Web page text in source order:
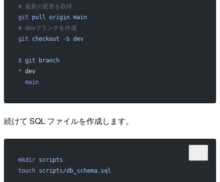
# 最新の変更を取得
git pull origin main
# devブランチを作成
git checkout -b dev
$ git branch
* dev
  main
続けて SQL ファイルを作成します。
mkdir scripts
touch scripts/db_schema.sql